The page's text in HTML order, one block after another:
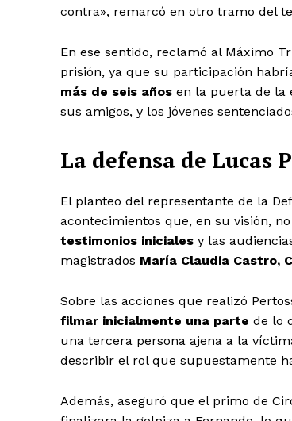
contra», remarcó en otro tramo del
En ese sentido, reclamó al Máximo
prisión, ya que su participación
más de seis años en la puerta de la
sus amigos, y los jóvenes
La defensa de Lucas
El planteo del representante de la
acontecimientos que, en su visión,
testimonios iniciales y las
magistrados María Claudia Castro,
Sobre las acciones que realizó
filmar inicialmente una parte de lo
una tercera persona ajena a la
describir el rol que supuestamente
Además, aseguró que el primo de